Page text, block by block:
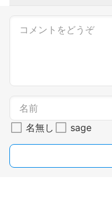
名無し sage